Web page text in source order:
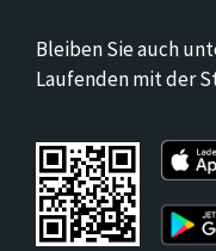
Bleiben Sie auch
Laufenden mit der